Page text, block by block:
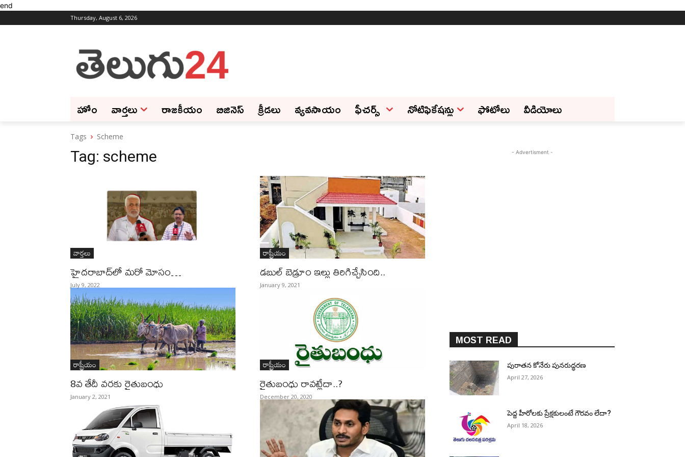
end
Thursday, August 6, 2026
హోం వార్తలు రాజకీయం బిజినెస్‌ క్రీడలు వ్యవసాయం ఫీచ‌ర్స్ ‌ నోటిఫికేషన్లు ఫోటోలు వీడియోలు
Tags Scheme
Tag: scheme
వార్తలు
హైదరాబాద్‌లో మరో మోసం…
July 9, 2022
రాష్ట్రీయం
డబుల్‌ బెడ్రూం ఇల్లు తిరిగిచ్చేసింది..
January 9, 2021
రాష్ట్రీయం
8వ తేదీ వరకు రైతుబంధు
January 2, 2021
రాష్ట్రీయం
రైతుబంధు రావట్లేదా..?
December 20, 2020
- Advertisment -
MOST READ
పురాత‌న కోనేరు పున‌రుద్ధ‌ర‌ణ
April 27, 2026
పెద్ద హీరోల‌కు ప్రేక్ష‌కులంటే గౌర‌వం లేదా?
April 18, 2026